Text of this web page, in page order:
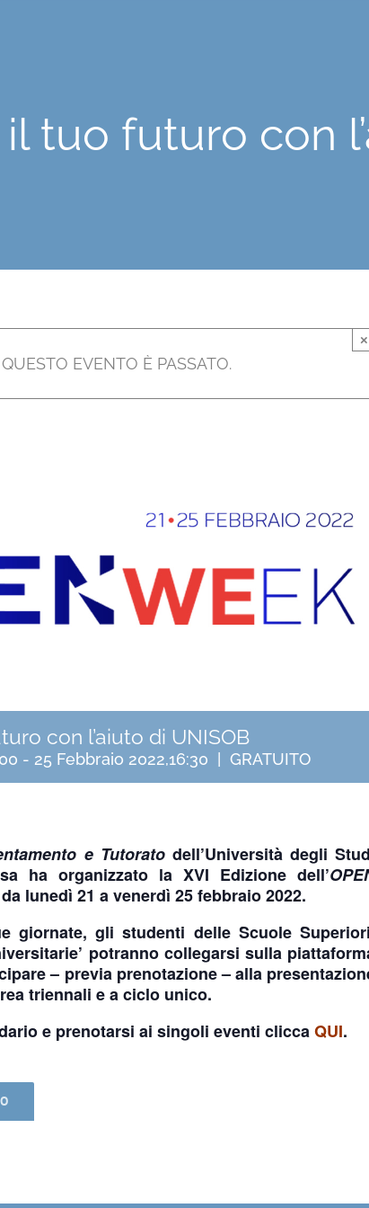
tuo futuro con
QUESTO EVENTO È PASSATO.
×
con l’aiuto di UNISOB
- 25 Febbraio 2022,16:30 GRATUITO
e Tutoratodell’Università degli
ha organizzato la XVI Edizione dell’
lunedì 21 a venerdì 25 febbraio 2022.
giornate, gli studenti delle Scuole
potranno collegarsi sulla
– previa prenotazione – alla
triennali e a ciclo unico.
e prenotarsi ai singoli eventi cliccaQUI.